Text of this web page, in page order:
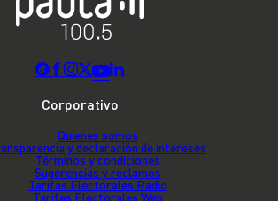
Corporativo
Quienes somos
y declaración de intereses
Términos y condiciones
Sugerencias y reclamos
Tarifas Electorales Radio
Tarifas Electorales Web